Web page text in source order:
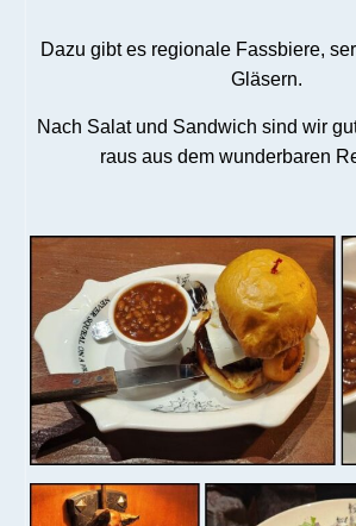
Dazu gibt es regionale Fassbiere,
Gläsern.
Nach Salat und Sandwich sind wir
raus aus dem wunderbaren